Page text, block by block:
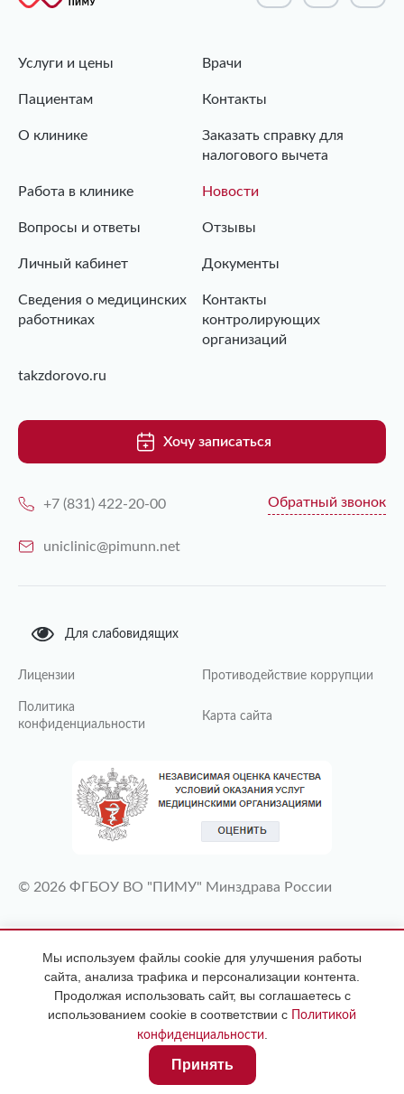
Услуги и цены Врачи
Пациентам Контакты
О клинике
Заказать справку для
налогового вычета
Работа в клинике Новости
Вопросы и ответы Отзывы
Личный кабинет Документы
Сведения о медицинских
работниках
Контакты
контролирующих
организаций
takzdorovo.ru
Хочу записаться
+7 (831) 422-20-00 Обратный звонок
uniclinic@pimunn.net
Для слабовидящих
Лицензии Противодействие коррупции
Политика
конфиденциальности
Карта сайта
© 2026 ФГБОУ ВО "ПИМУ" Минздрава России
ИМЕЮТСЯ ПРОТИВОПОКАЗАНИЯ
НЕОБХОДИМА КОНСУЛЬТАЦИЯ
СПЕЦИАЛИСТА
Услуги и цены
Мы используем файлы cookie для улучшения работы
сайта, анализа трафика и персонализации контента.
Продолжая использовать сайт, вы соглашаетесь с
использованием cookie в соответствии с
Политикой
конфиденциальности
Принять